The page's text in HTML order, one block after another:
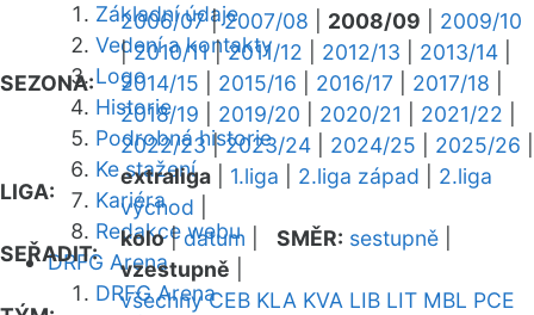
Základní údaje
Vedení a kontakty
Logo
Historie
Podrobná historie
Ke stažení
Kariéra
Redakce webu
DRFG Arena
DRFG Arena
SEZONA:
2006/07|2007/08 2008/09
2009/10
|2010/11|2011/12 2012/13 2013/14
2014/15
2015/16 2016/17 2017/18
2018/19
2019/20 2020/21 2021/22
2022/23|2023/24 2024/25 2025/26
LIGA:
extraliga 1.liga 2.liga západ
2.liga
východ
SEŘADIT:
kolo|datum SMĚR: sestupně
vzestupně
všechny CEB KLA KVA LIB LIT MBL PCE